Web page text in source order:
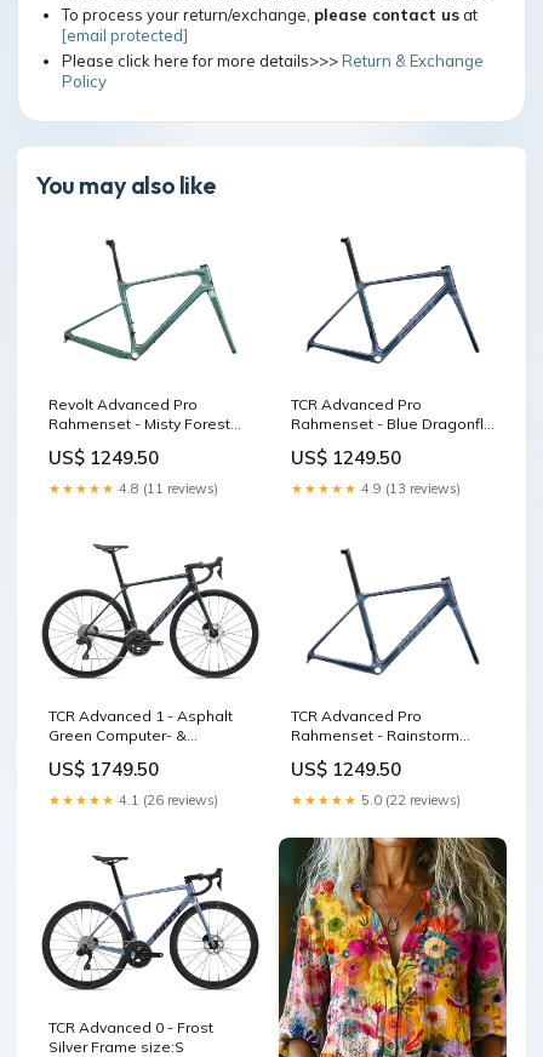
To process your return/exchange, please contact usat
[email protected]
Please click here for more details>>>Return & Exchange
Policy
You may also like
Revolt Advanced Pro
Rahmenset - Misty Forest
US$ 1249.50
★★★★★ 4.8 (11 reviews)
TCR Advanced Pro
Rahmenset - Blue Dragonfly
US$ 1249.50
★★★★★ 4.9 (13 reviews)
TCR Advanced 1 - Asphalt
Green Computer- &
US$ 1749.50
★★★★★ 4.1 (26 reviews)
TCR Advanced Pro
Rahmenset - Rainstorm
US$ 1249.50
★★★★★ 5.0 (22 reviews)
TCR Advanced 0 - Frost
Silver Frame size:S